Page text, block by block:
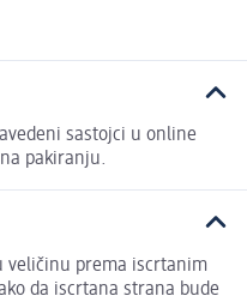
sastojci u online
pakiranju.
veličinu prema iscrtanim
da iscrtana strana bude